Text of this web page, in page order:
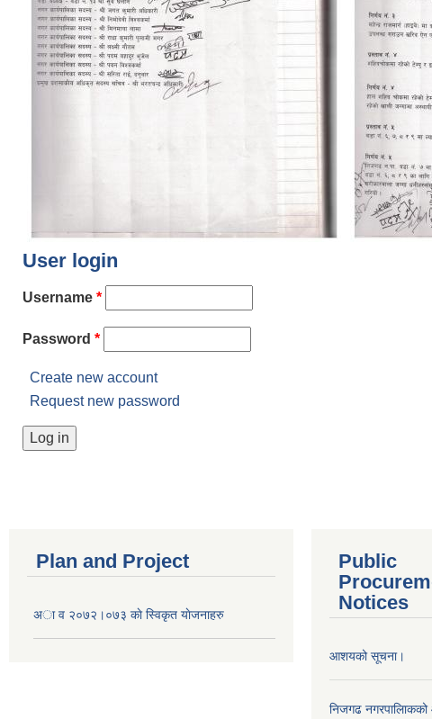
User login
Username *
Password *
Create new account
Request new password
Plan and Project
अा व २०७२।०७३ काे स्विकृत याेजनाहरु
Public
Notices
आशयको सूचना।
निजगढ